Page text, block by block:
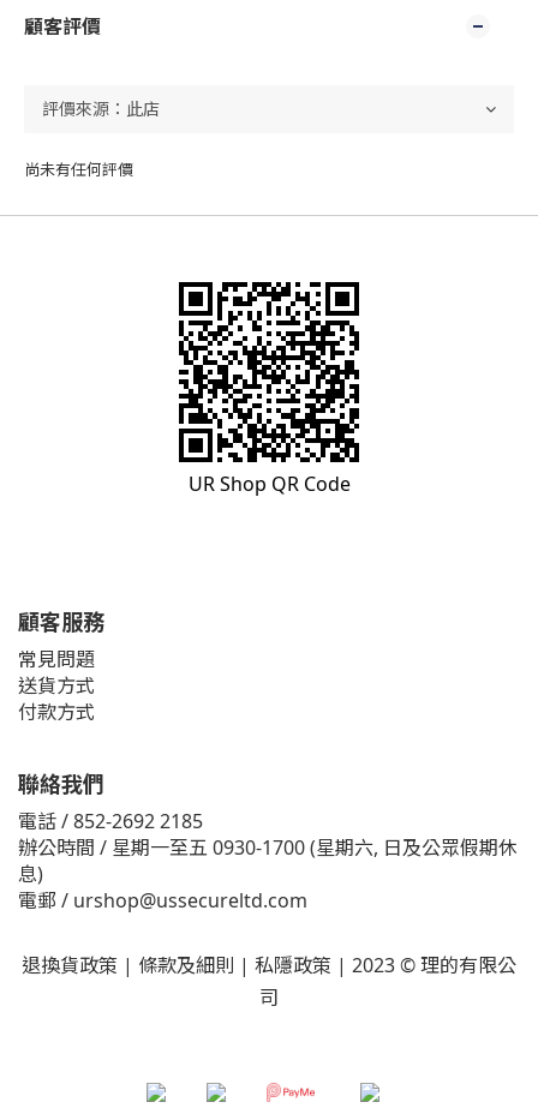
顧客評價
尚未有任何評價
UR Shop QR Code
顧客服務
常見問題
送貨方式
付款方式
聯絡我們
電話 / 852-2692 2185
辦公時間 / 星期一至五 0930-1700 (星期六, 日及公眾假期休
息)
電郵 / urshop@ussecureltd.com
退換貨政策 | 條款及細則 | 私隱政策 | 2023 © 理的有限公
司